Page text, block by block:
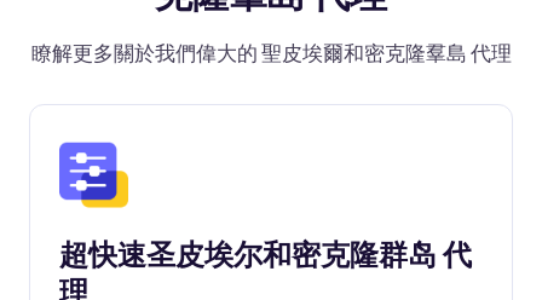
瞭解更多關於我們偉大的 聖皮埃爾和密克隆羣島 代理
超快速圣皮埃尔和密克隆群岛 代
理